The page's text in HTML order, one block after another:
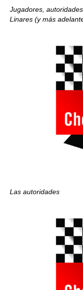
Jugadores,
Linares (y más
Las autoridades